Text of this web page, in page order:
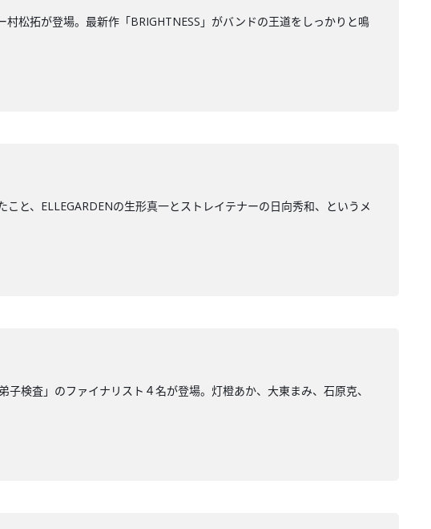
松拓が登場。最新作「BRIGHTNESS」がバンドの王道をしっかりと鳴
と、ELLEGARDENの生形真一とストレイテナーの日向秀和、というメ
検査」のファイナリスト４名が登場。灯橙あか、大東まみ、石原克、